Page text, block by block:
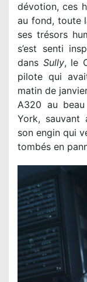
dévotion, ces
au fond, toute
ses trésors
s’est senti
dans Sully, le
pilote qui
matin de
A320 au
York, sauvant
son engin qui
tombés en